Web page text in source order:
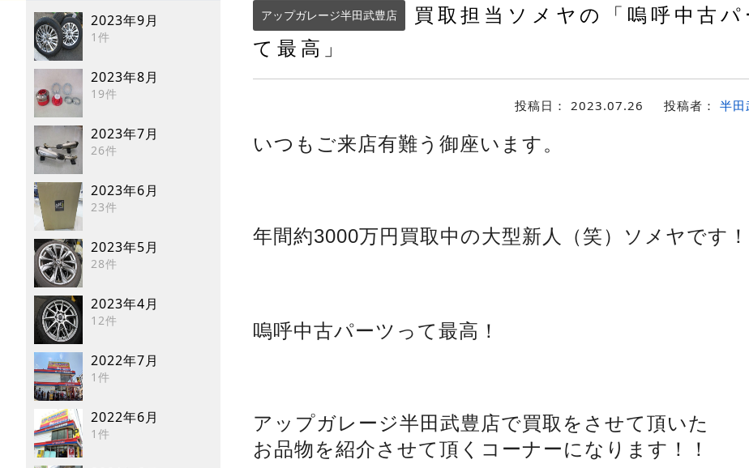
2023年9月
1件
2023年8月
19件
2023年7月
26件
2023年6月
23件
2023年5月
28件
2023年4月
12件
2022年7月
1件
2022年6月
1件
アップガレージ半田武豊店
買取担当ソメヤの「嗚呼中古パ
て最高」
投稿日： 2023.07.26 投稿者： 半田
いつもご来店有難う御座います。
年間約3000万円買取中の大型新人（笑）ソメヤです！
嗚呼中古パーツって最高！
アップガレージ半田武豊店で買取をさせて頂いた
お品物を紹介させて頂くコーナーになります！！